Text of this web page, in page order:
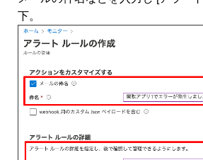
下。